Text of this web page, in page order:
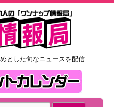
とした旬なニュースを配信